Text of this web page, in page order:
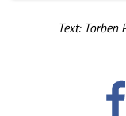
Text: Torben